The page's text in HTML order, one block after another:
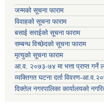
जन्मको सूचना फाराम
विवाहको सूचना फाराम
बसाई सराईको सूचना फाराम
सम्बन्ध विच्छेदको सूचना फाराम
मृत्युको सूचना फाराम
आ.व. २०७३-७४ मा भत्ता प्राप्त गर्ने
व्यक्तिगत घटना दर्ता विवरण-
दिक्तेल नगरपालिका कार्यालयको